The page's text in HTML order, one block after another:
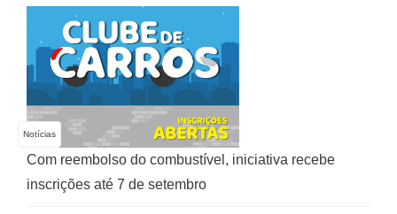
Notícias
Com reembolso do combustível, iniciativa recebe
inscrições até 7 de setembro